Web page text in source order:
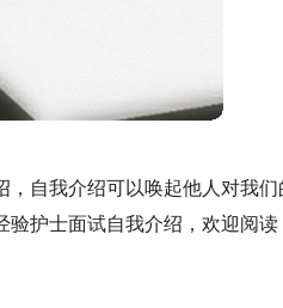
自我介绍可以唤起他人对我们
护士面试自我介绍，欢迎阅读